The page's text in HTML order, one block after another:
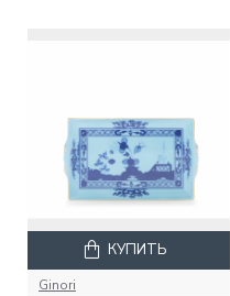
Ginori
КУПИТЬ